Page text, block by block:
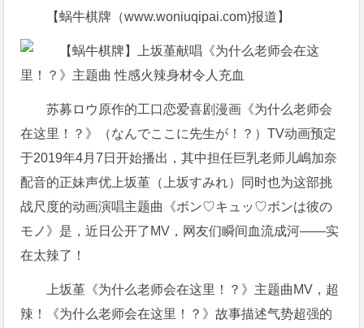
【蜗牛棋牌（www.woniuqipai.com)报道】
苏募ロウ原作的工口恋爱喜剧漫画《为什么老师会
在这里！？》（なんでここに先生が！？）TV动画预定
于2019年4月7日开始播出，其中担任巨乳老师儿嶋加奈
配音的正妹声优上坂堇（上坂すみれ）同时也为这部挑
战尺度的动画演唱主题曲《ボン♡キュッ♡ボンは彼の
モノ》是，近日公开了MV，网友们瞬间血流成河——实
在太辣了！
上坂堇《为什么老师会在这里！？》主题曲MV，超
辣！《为什么老师会在这里！？》故事描述气势超强的